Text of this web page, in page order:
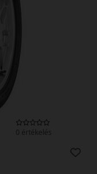
0 értékelés